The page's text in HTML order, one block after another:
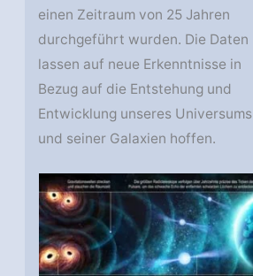
einen Zeitraum von 25 Jahren
durchgeführt wurden. Die Daten
lassen auf neue Erkenntnisse in
Bezug auf die Entstehung und
Entwicklung unseres Universums
und seiner Galaxien hoffen.